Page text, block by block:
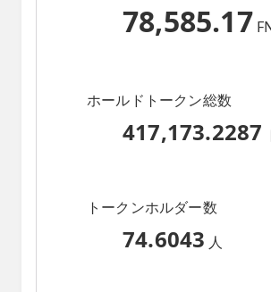
78,585.17
ホールドトークン総数
417,173.2287
トークンホルダー数
74.6043 人